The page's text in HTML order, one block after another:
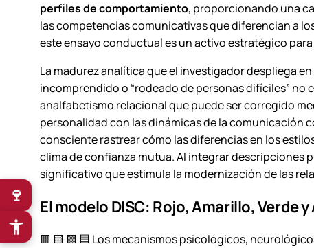
perfiles de comportamiento, proporcionando una
las competencias comunicativas que diferencian a
este ensayo conductual es un activo estratégico
La madurez analítica que el investigador despliega
incomprendido o “rodeado de personas difíciles”
analfabetismo relacional que puede ser corregido
personalidad con las dinámicas de la comunicación
consciente rastrear cómo las diferencias en los
clima de confianza mutua. Al integrar descripciones
significativo que estimula la modernización de las
El modelo DISC: Rojo, Amarillo, Verde
🟥 🟨 🟩 🟦 Los mecanismos psicológicos,
🍷